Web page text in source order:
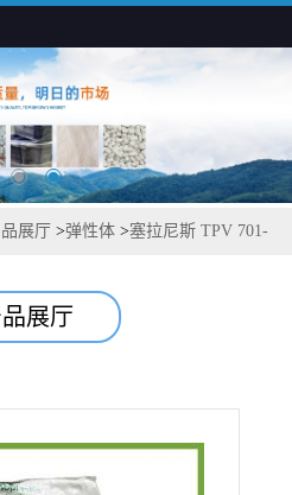
展厅 >弹性体 >塞拉尼斯 TPV 701-
展厅